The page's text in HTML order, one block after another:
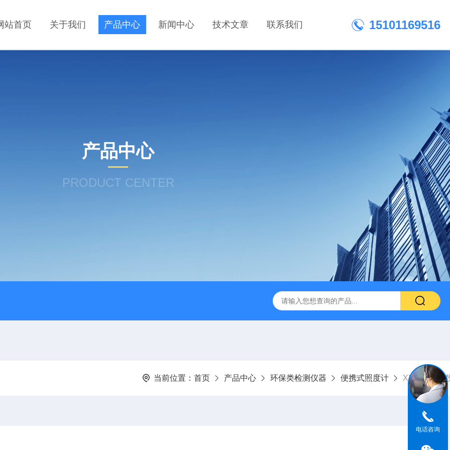
站首页 关于我们 产品中心 新闻中心 技术文章 联系我们 15101169516
产品中心
PRODUCT CENTER
当前位置： 首页 产品中心 环保类检测仪器 便携式照度计 XYG-III型全
电话咨询